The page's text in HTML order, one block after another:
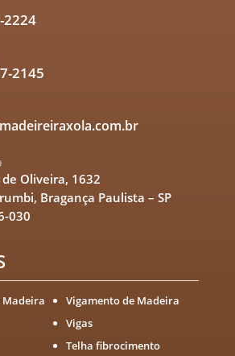
2224
2145
Oliveira, 1632
Bragança Paulista – SP
030
Madeira
Vigamento de Madeira
Vigas
Telha fibrocimento